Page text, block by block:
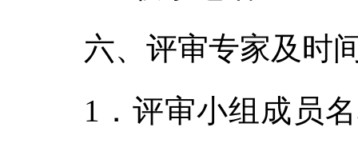
六、评审专家及时
1．评审小组成员